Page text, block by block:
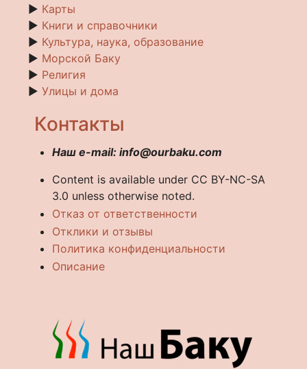
► Карты
► Книги и справочники
► Культура, наука, образование
► Морской Баку
► Религия
► Улицы и дома
Контакты
Наш e-mail: info@ourbaku.com
Content is available under CC BY-NC-SA
3.0 unless otherwise noted.
Отказ от ответственности
Отклики и отзывы
Политика конфиденциальности
Описание